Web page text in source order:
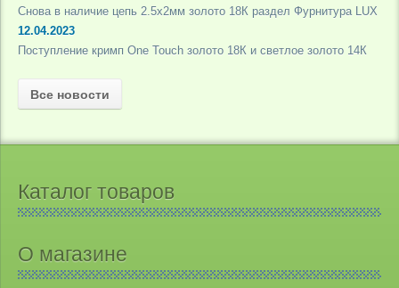
Снова в наличие цепь 2.5х2мм золото 18К раздел Фурнитура LUX
12.04.2023
Поступление кримп One Touch золото 18К и светлое золото 14К
Все новости
Каталог товаров
О магазине